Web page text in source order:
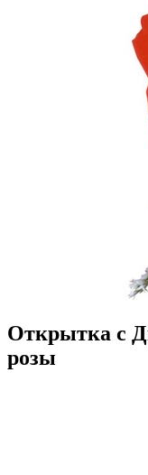
Открытка с
розы